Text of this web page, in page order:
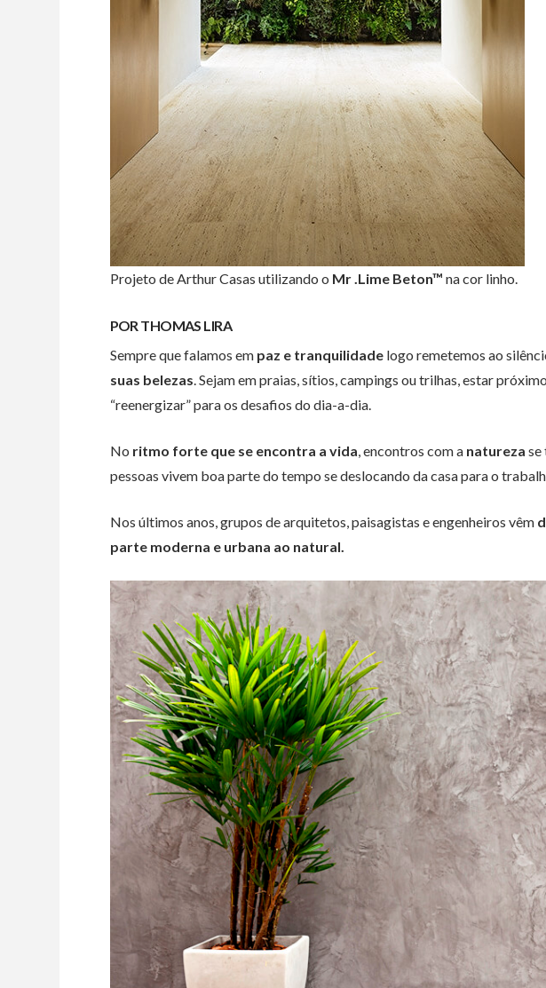
Projeto de Arthur Casas utilizando o Mr .Lime Beton™ na cor linho.
POR THOMAS LIRA
Sempre que falamos empaz e tranquilidadelogo remetemos ao
suas belezas. Sejam em praias, sítios, campings ou trilhas, estar
“reenergizar” para os desafios do dia-a-dia.
No ritmo forte que se encontra a vida, encontros com anatureza se
pessoas vivem boa parte do tempo se deslocando da casa para o
Nos últimos anos, grupos de arquitetos, paisagistas e engenheiros vêm
parte moderna e urbana ao natural.